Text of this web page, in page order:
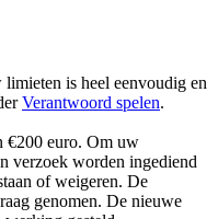
is heel eenvoudig en
Verantwoord spelen.
€200 euro. Om uw
verzoek worden ingediend
of weigeren. De
genomen. De nieuwe